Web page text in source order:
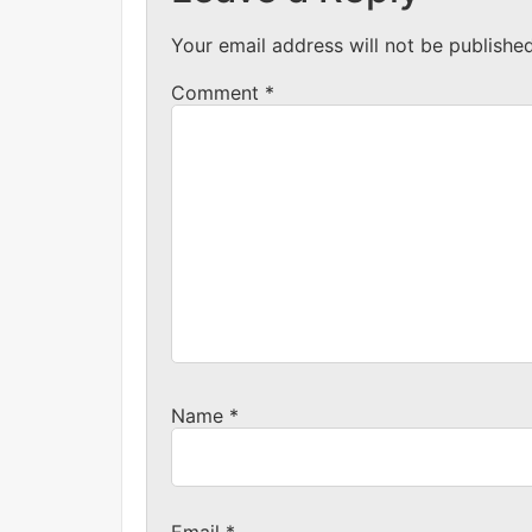
Your email address will not be
Comment *
Name *